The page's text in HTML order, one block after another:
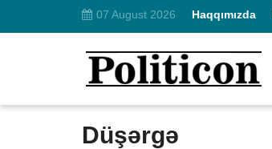
07 August 2026 Haqqımızda
Düşərgə